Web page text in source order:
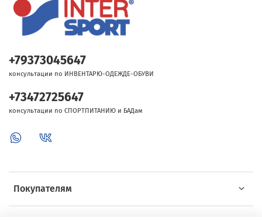
Покупателям
+79373045647
консультации по ИНВЕНТАРЮ-ОДЕЖДЕ-ОБУВИ
+73472725647
консультации по СПОРТПИТАНИЮ и БАДам